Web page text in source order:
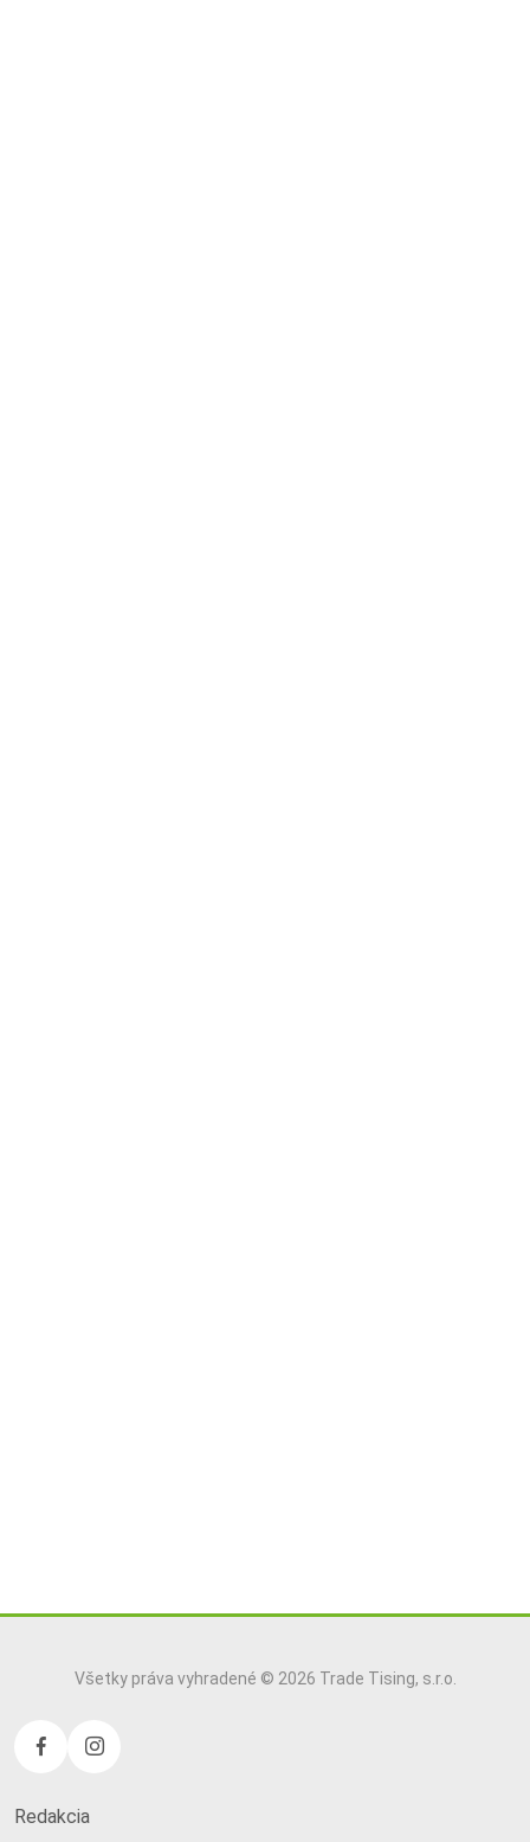
Všetky práva vyhradené © 2026 Trade Tising, s.r.o.
Redakcia